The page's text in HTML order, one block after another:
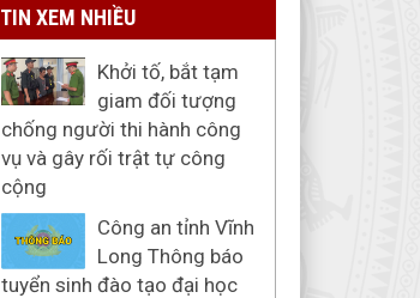
TIN XEM NHIỀU
Khởi tố, bắt tạm
giam đối tượng
chống người thi hành công
vụ và gây rối trật tự công
cộng
Công an tỉnh Vĩnh
Long Thông báo
tuyển sinh đào tạo đại học